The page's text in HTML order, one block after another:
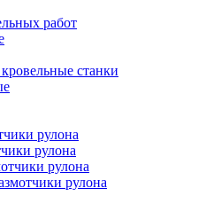
работ
станки
рулона
рулона
рулона
рулона